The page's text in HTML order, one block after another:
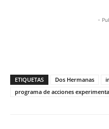
-
ETIQUETAS Dos Hermanas
programa de acciones